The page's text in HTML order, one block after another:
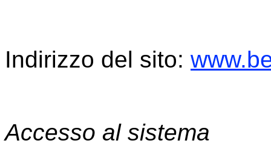
Indirizzo del sito:
Accesso al sistema